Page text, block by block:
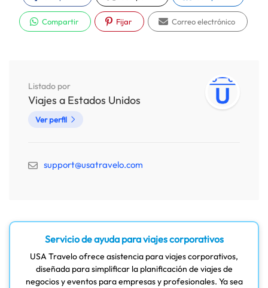
Compartir Fijar Correo electrónico
Listado por
Viajes a Estados Unidos
Ver perfil
support@usatravelo.com
Servicio de ayuda para viajes corporativos
USA Travelo ofrece asistencia para viajes corporativos,
diseñada para simplificar la planificación de viajes de
negocios y eventos para empresas y profesionales. Ya sea